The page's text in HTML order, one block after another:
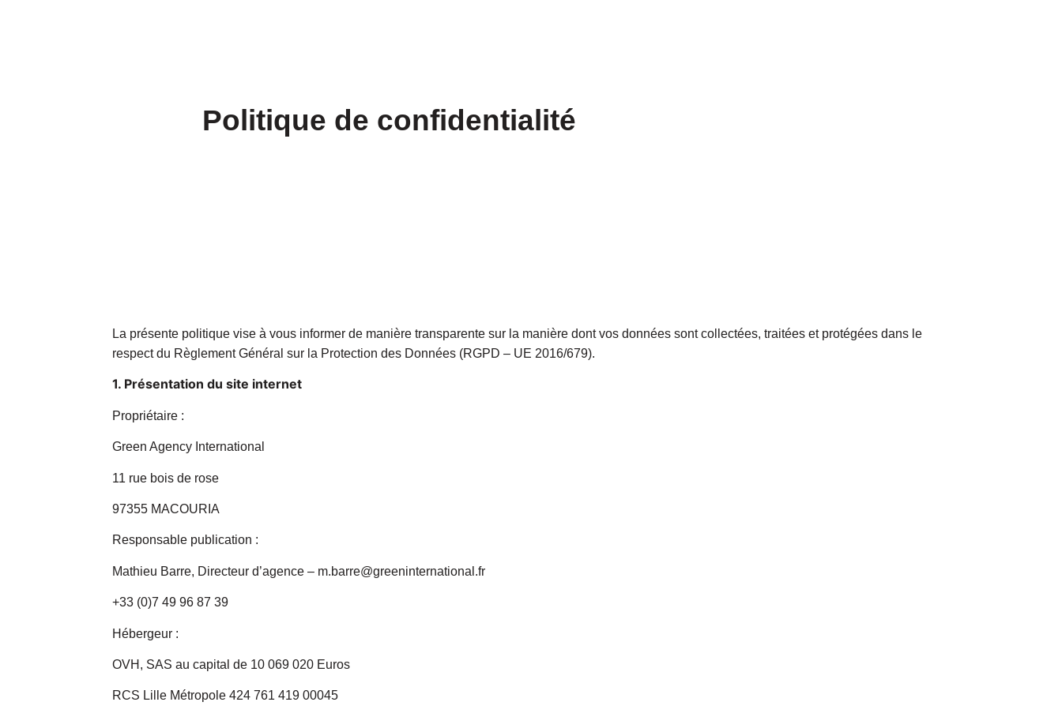
Politique de confidentialité
La présente politique vise à vous informer de manière transparente sur la manière dont vos données sont collectées, traitées et protégées dans le
respect du Règlement Général sur la Protection des Données (RGPD – UE 2016/679).
1. Présentation du site internet
Propriétaire :
Green Agency International
11 rue bois de rose
97355 MACOURIA
Responsable publication :
Mathieu Barre, Directeur d’agence – m.barre@greeninternational.fr
+33 (0)7 49 96 87 39
Hébergeur :
OVH, SAS au capital de 10 069 020 Euros
RCS Lille Métropole 424 761 419 00045